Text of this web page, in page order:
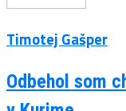
Timotej Gašper
Odbehol som